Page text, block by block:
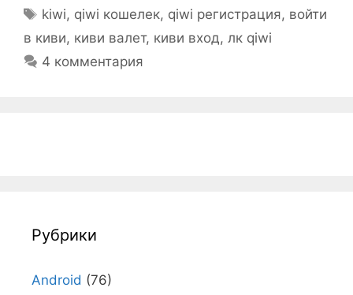
Метки
kiwi, qiwi кошелек, qiwi регистрация, войти
в киви, киви валет, киви вход, лк qiwi
4 комментария
Рубрики
Android (76)